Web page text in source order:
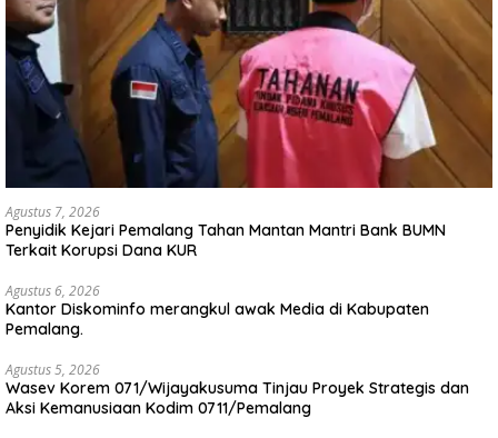
Agustus 7, 2026
Penyidik Kejari Pemalang Tahan Mantan Mantri Bank BUMN
Terkait Korupsi Dana KUR
Agustus 6, 2026
Kantor Diskominfo merangkul awak Media di Kabupaten
Pemalang.
Agustus 5, 2026
Wasev Korem 071/Wijayakusuma Tinjau Proyek Strategis dan
Aksi Kemanusiaan Kodim 0711/Pemalang